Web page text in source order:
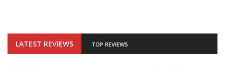
LATEST REVIEWS TOP REVIEWS